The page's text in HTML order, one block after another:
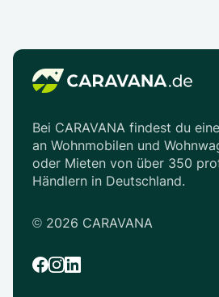
Bei CARAVANA findest du
an Wohnmobilen und
oder Mieten von über 350
Händlern in Deutschland.
© 2026 CARAVANA